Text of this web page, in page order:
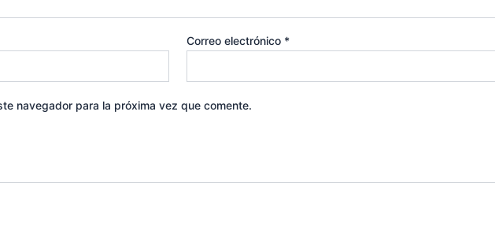
Correo electrónico *
navegador para la próxima vez que comente.